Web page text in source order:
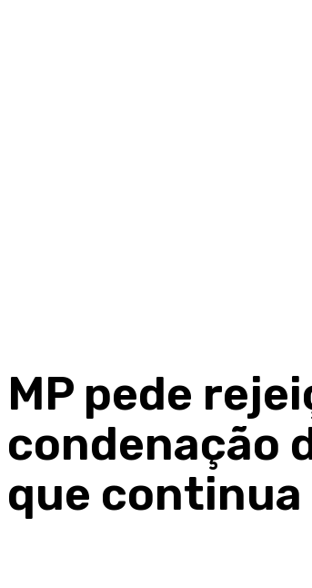
MP pede
condenação
que